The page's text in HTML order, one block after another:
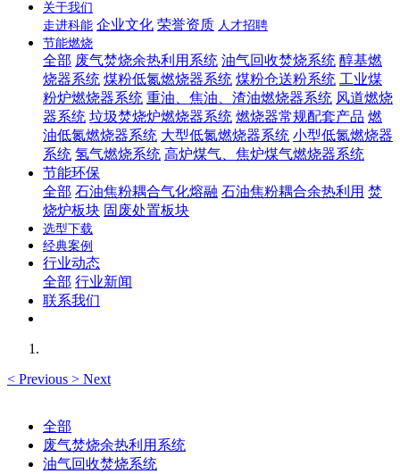
关于我们
走进科能 企业文化 荣誉资质 人才招聘
节能燃烧
全部 废气焚烧余热利用系统 油气回收焚烧系统 醇基燃
烧器系统 煤粉低氮燃烧器系统 煤粉仓送粉系统 工业煤
粉炉燃烧器系统 重油、焦油、渣油燃烧器系统 风道燃烧
器系统 垃圾焚烧炉燃烧器系统 燃烧器常规配套产品 燃
油低氮燃烧器系统 大型低氮燃烧器系统 小型低氮燃烧器
系统 氢气燃烧系统 高炉煤气、焦炉煤气燃烧器系统
节能环保
全部 石油焦粉耦合气化熔融 石油焦粉耦合余热利用 焚
烧炉板块 固废处置板块
选型下载
经典案例
行业动态
全部 行业新闻
联系我们
< Previous > Next
全部
废气焚烧余热利用系统
油气回收焚烧系统